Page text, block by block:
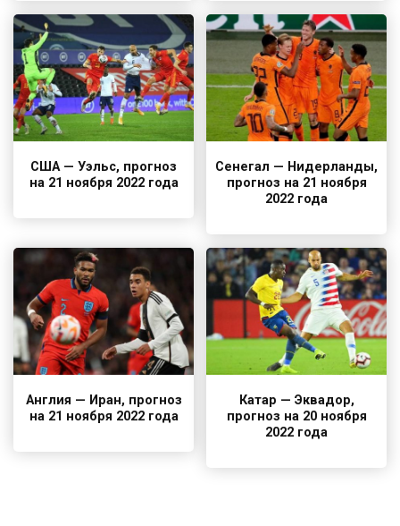
США — Уэльс, прогноз
на 21 ноября 2022 года
Сенегал — Нидерланды,
прогноз на 21 ноября
2022 года
Англия — Иран, прогноз
на 21 ноября 2022 года
Катар — Эквадор,
прогноз на 20 ноября
2022 года